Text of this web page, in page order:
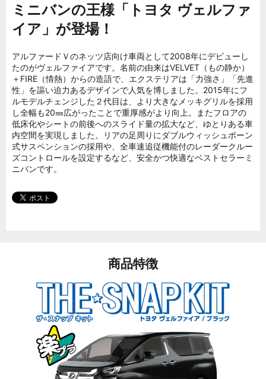
ミニバンの王様「トヨタ ヴェルファ
イア」が登場！
アルファードＶのネッツ店向け車両として2008年にデビューし
たのがヴェルファイアです。名前の由来はVELVET（もの静か）
＋FIRE（情熱）からの造語で、エクステリアは「力強さ」「先進
性」を謳い迫力あるデザインで人気を博しました。2015年にフ
ルモデルチェンジした２代目は、より大きなメッキグリルを採用
し全幅も20㎜広がったことで重厚感がより向上。またフロアの
低床化やシートの前後へのスライド量の拡大など、ゆとりある車
内空間を実現しました。リアの足周りにダブルウィッシュボーン
式サスペンションの採用や、全車速追従機能付のレーダークルー
ズコントロールを設定するなど、安全かつ快適なベストセラーミ
ニバンです。
商品特徴